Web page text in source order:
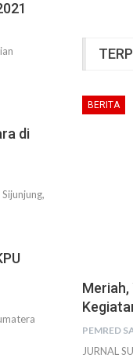
di
BERITA
Meriah,
JURNAL